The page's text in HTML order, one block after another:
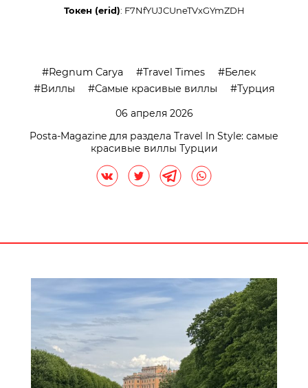
Токен (erid): F7NfYUJCUneTVxGYmZDH
Regnum Carya Travel Times
Белек
Виллы
Самые красивые виллы
Турция
06 апреля 2026
Posta-Magazine для раздела Travel In Style: самые
красивые виллы Турции